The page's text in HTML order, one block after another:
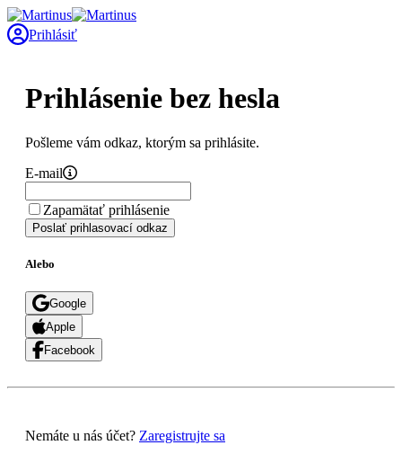
Prihlásiť
Prihlásenie bez hesla
Pošleme vám odkaz, ktorým sa prihlásite.
E-mail
Zapamätať prihlásenie
Poslať prihlasovací odkaz
Alebo
Google
Apple
Facebook
Nemáte u nás účet? Zaregistrujte sa